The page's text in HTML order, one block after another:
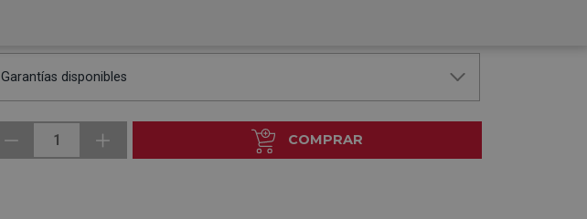
Garantías disponibles
1 COMPRAR